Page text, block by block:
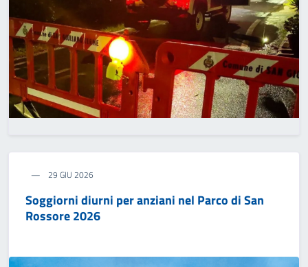
29 GIU 2026
Soggiorni diurni per anziani nel Parco di San
Rossore 2026